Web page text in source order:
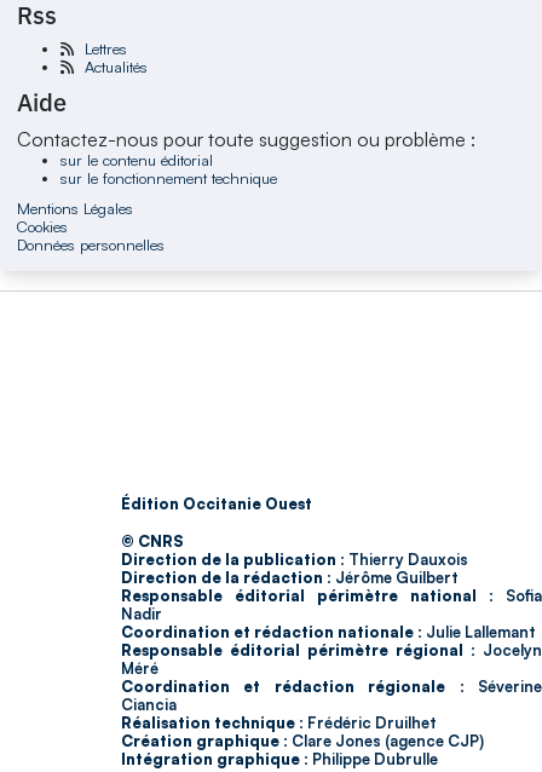
Rss
Lettres
Actualités
Aide
Contactez-nous pour toute suggestion ou problème :
sur le contenu éditorial
sur le fonctionnement technique
Mentions Légales
Cookies
Données personnelles
Édition Occitanie Ouest
© CNRS
Direction de la publication : Thierry Dauxois
Direction de la rédaction : Jérôme Guilbert
Responsable éditorial périmètre national : Sofia
Nadir
Coordination et rédaction nationale : Julie Lallemant
Responsable éditorial périmètre régional : Jocelyn
Méré
Coordination et rédaction régionale : Séverine
Ciancia
Réalisation technique : Frédéric Druilhet
Création graphique : Clare Jones (agence CJP)
Intégration graphique : Philippe Dubrulle